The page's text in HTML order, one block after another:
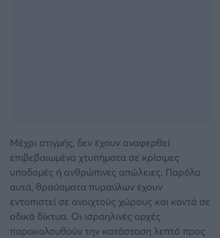
Μέχρι στιγμής, δεν έχουν αναφερθεί
επιβεβαιωμένα χτυπήματα σε κρίσιμες
υποδομές ή ανθρώπινες απώλειες. Παρόλα
αυτά, θραύσματα πυραύλων έχουν
εντοπιστεί σε ανοιχτούς χώρους και κοντά σε
οδικά δίκτυα. Οι ισραηλινές αρχές
παρακολουθούν την κατάσταση λεπτό προς